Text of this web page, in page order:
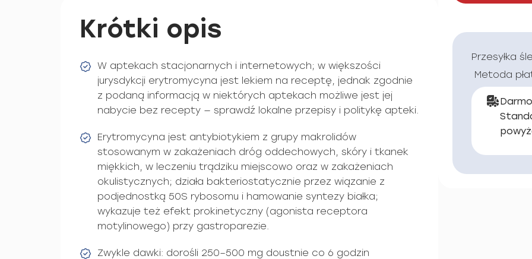
Krótki opis
W aptekach stacjonarnych i internetowych; w większości
jurysdykcji erytromycyna jest lekiem na receptę, jednak zgodnie
z podaną informacją w niektórych aptekach możliwe jest jej
nabycie bez recepty — sprawdź lokalne przepisy i politykę apteki.
Erytromycyna jest antybiotykiem z grupy makrolidów
stosowanym w zakażeniach dróg oddechowych, skóry i tkanek
miękkich, w leczeniu trądziku miejscowo oraz w zakażeniach
okulistycznych; działa bakteriostatycznie przez wiązanie z
podjednostką 50S rybosomu i hamowanie syntezy białka;
wykazuje też efekt prokinetyczny (agonista receptora
motylinowego) przy gastroparezie.
Zwykle dawki: dorośli 250–500 mg doustnie co 6 godzin
Przesyłka
Metoda